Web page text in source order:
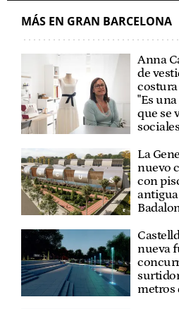
MÁS EN GRAN BARCELONA
Anna
de
costura
"Es
que se
La
nuevo
con
nueva
metros